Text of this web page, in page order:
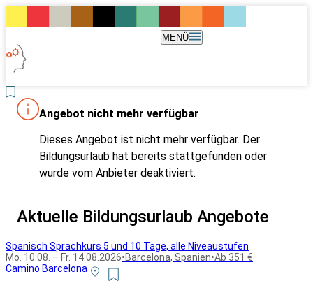
MENÜ
Angebot nicht mehr verfügbar
Dieses Angebot ist nicht mehr verfügbar. Der
Bildungsurlaub hat bereits stattgefunden oder
wurde vom Anbieter deaktiviert.
Aktuelle Bildungsurlaub Angebote
Spanisch Sprachkurs 5 und 10 Tage, alle Niveaustufen
Mo. 10.08. – Fr. 14.08.2026•Barcelona, Spanien•Ab 351 €
Camino Barcelona